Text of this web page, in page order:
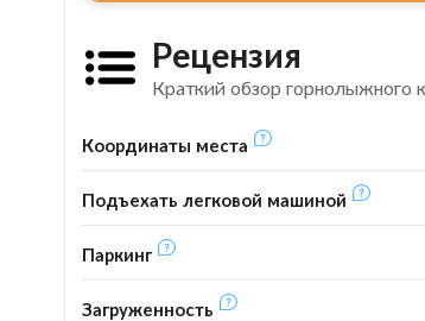
Рецензия
Краткий обзор горнолыжного
Координаты места
Подъехать легковой машиной
Паркинг
Загруженность